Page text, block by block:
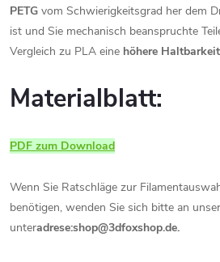
PETG vom Schwierigkeitsgrad her dem
ist und Sie mechanisch beanspruchte
Vergleich zu PLA eine höhere Haltbarkeit
Materialblatt:
PDF zum Download
Wenn Sie Ratschläge zur
benötigen, wenden Sie sich bitte an
unteradrese:shop@3dfoxshop.de.